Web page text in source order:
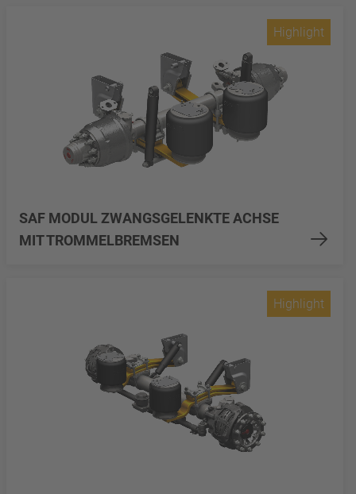
SAF MODUL ZWANGSGELENKTE ACHSE
MIT TROMMELBREMSEN
Highlight
Highlight